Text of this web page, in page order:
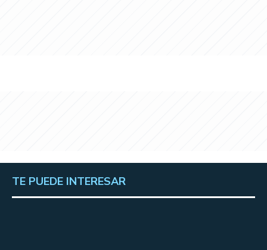
TE PUEDE INTERESAR